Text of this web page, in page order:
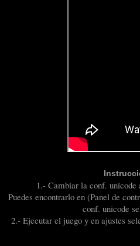
1.- Cambiar la conf. unicode
Puedes encontrarlo en (Panel de
conf. unicode
2.- Ejecutar el juego y en ajustes